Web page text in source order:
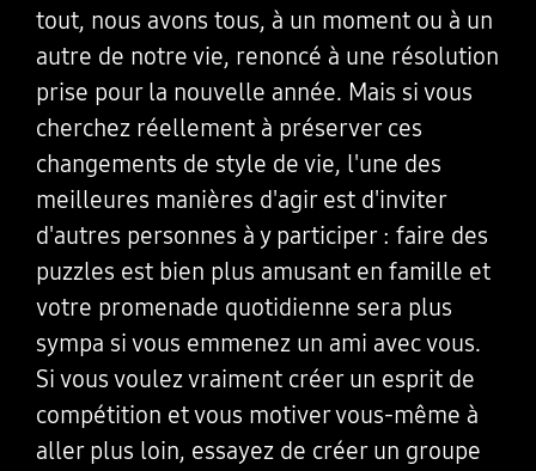
tout, nous avons tous, à un moment ou à un
autre de notre vie, renoncé à une résolution
prise pour la nouvelle année. Mais si vous
cherchez réellement à préserver ces
changements de style de vie, l'une des
meilleures manières d'agir est d'inviter
d'autres personnes à y participer : faire des
puzzles est bien plus amusant en famille et
votre promenade quotidienne sera plus
sympa si vous emmenez un ami avec vous.
Si vous voulez vraiment créer un esprit de
compétition et vous motiver vous-même à
aller plus loin, essayez de créer un groupe